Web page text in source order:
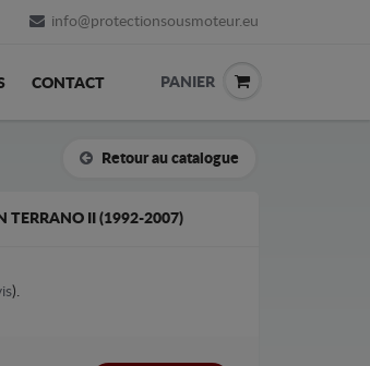
info@protectionsousmoteur.eu
CONTACT PANIER
Retour au catalogue
TERRANO II (1992-2007)
).